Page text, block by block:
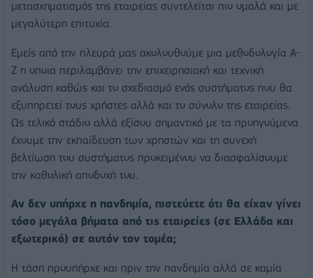
μετασχηματισμός της εταιρείας συντελείται πιο ομαλά και με
μεγαλύτερη επιτυχία.
Εμείς από την πλευρά μας ακολουθούμε μια μεθοδολογία Α-
Ζ η οποια περιλαμβάνει την επιχειρησιακή και τεχνική
ανάλυση καθώς και το σχεδιασμό ενός συστήματος που θα
εξυπηρετεί τους χρήστες αλλά και το σύνολο της εταιρείας.
Ως τελικό στάδιο αλλά εξίσου σημαντικό με τα προηγούμενα
έχουμε την εκπαίδευση των χρηστών και τη συνεχή
βελτίωση του συστήματος προκειμένου να διασφαλίσουμε
την καθολική αποδοχή του.
Αν δεν υπήρχε η πανδημία, πιστεύετε ότι θα είχαν γίνει
τόσο μεγάλα βήματα από τις εταιρείες (σε Ελλάδα και
εξωτερικό) σε αυτόν τον τομέα;
Η τάση προυπήρχε και πριν την πανδημία αλλά σε καμία